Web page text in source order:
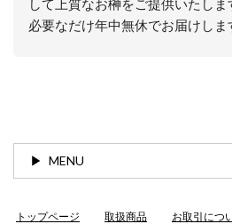
して上質なお榊をご提供いたし
必要なだけ年中無休でお届けしま
MENU
トップページ 取扱商品 お取引につ